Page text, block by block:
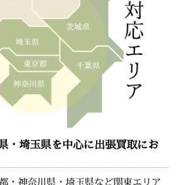
・埼玉県を中心に出張買取にお
・神奈川県・埼玉県など関東エリア